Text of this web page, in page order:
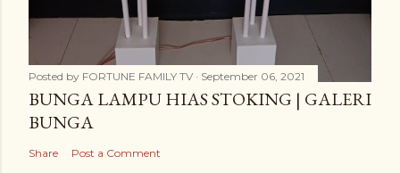
Posted by FORTUNE FAMILY TV September 06, 2021
BUNGA LAMPU HIAS STOKING | GALERI
BUNGA
Share Post a Comment